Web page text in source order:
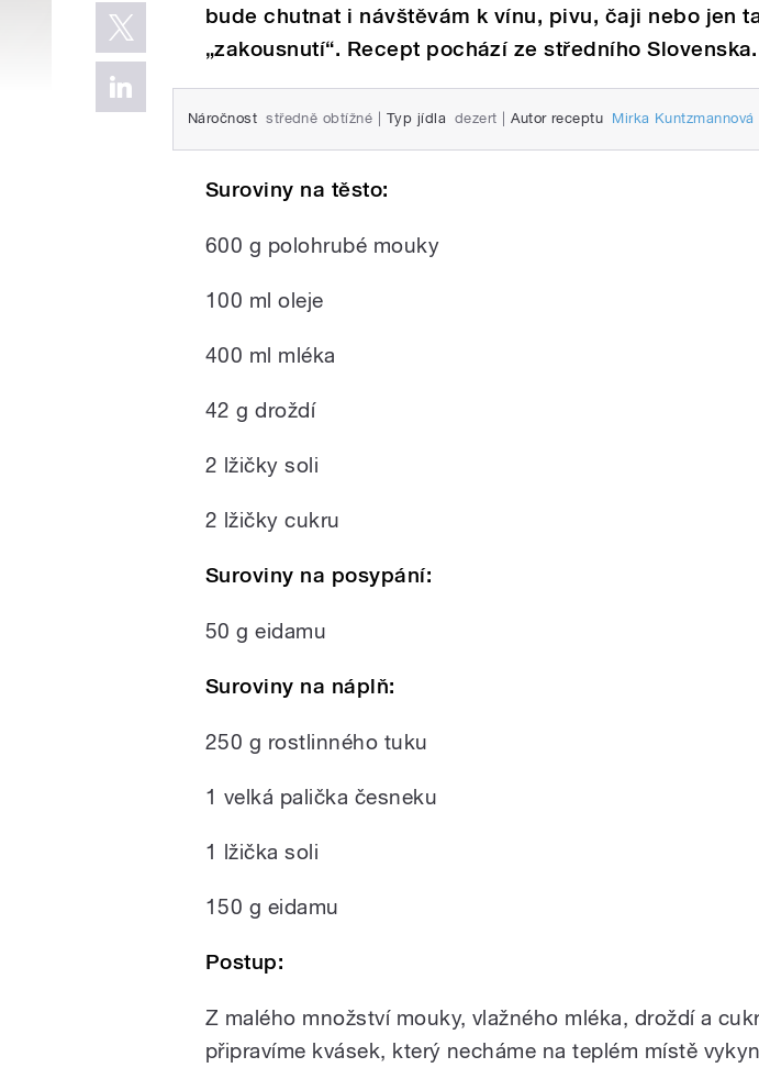
bude chutnat i návštěvám k vínu, pivu, čaji nebo jen
„zakousnutí“. Recept pochází ze středního Slovenska.
Náročnost středně obtížné Typ jídla dezert Autor receptu Mirka Kuntzmannová
Suroviny na těsto:
600 g polohrubé mouky
100 ml oleje
400 ml mléka
42 g droždí
2 lžičky soli
2 lžičky cukru
Suroviny na posypání:
50 g eidamu
Suroviny na náplň:
250 g rostlinného tuku
1 velká palička česneku
1 lžička soli
150 g eidamu
Postup:
Z malého množství mouky, vlažného mléka, droždí a
připravíme kvásek, který necháme na teplém místě